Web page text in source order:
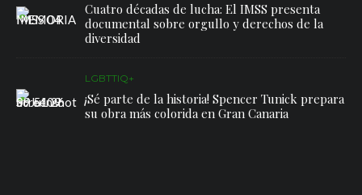
Cuatro décadas de lucha: El IMSS presenta
documental sobre orgullo y derechos de la
diversidad
LGBTTIQ+
¡Sé parte de la historia! Spencer Tunick prepara
su obra más colorida en Gran Canaria